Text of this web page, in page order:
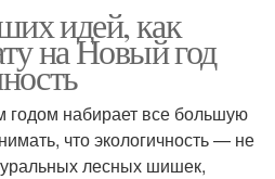
идей, как
на Новый год
годом набирает все большую
что экологичность — не
лесных шишек,